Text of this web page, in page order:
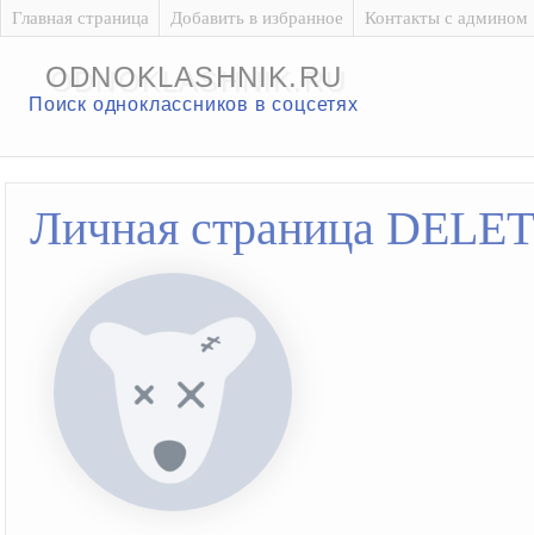
Главная страница Добавить в избранное Контакты с админом
ODNOKLASHNIK.RU
Поиск одноклассников в соцсетях
Личная страница